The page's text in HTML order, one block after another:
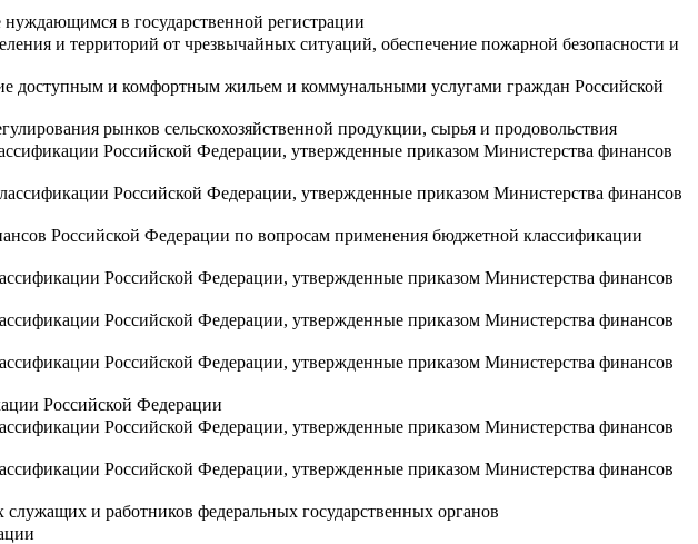
в государственной регистрации
и территорий от чрезвычайных ситуаций, обеспечение пожарной безопасности и
доступным и комфортным жильем и коммунальными услугами граждан Российской
рынков сельскохозяйственной продукции, сырья и продовольствия
Российской Федерации, утвержденные приказом Министерства финансов
Российской Федерации, утвержденные приказом Министерства финансов
Российской Федерации по вопросам применения бюджетной классификации
Российской Федерации, утвержденные приказом Министерства финансов
Российской Федерации, утвержденные приказом Министерства финансов
Российской Федерации, утвержденные приказом Министерства финансов
Российской Федерации
Российской Федерации, утвержденные приказом Министерства финансов
Российской Федерации, утвержденные приказом Министерства финансов
и работников федеральных государственных органов